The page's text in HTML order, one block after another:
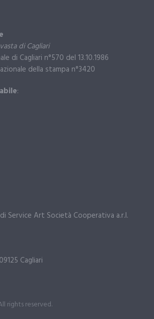
di Cagliari
di Cagliari n°570 del 13.10.1986
della stampa n°3420
:
Service Art Società Cooperativa a.r.l.
Cagliari
rights reserved.